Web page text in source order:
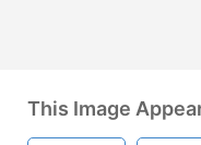
This Image